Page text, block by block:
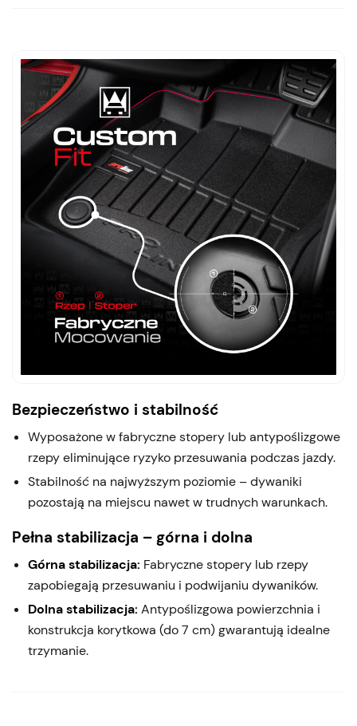
Bezpieczeństwo i stabilność
Wyposażone w fabryczne stopery lub antypoślizgowe
rzepy eliminujące ryzyko przesuwania podczas jazdy.
Stabilność na najwyższym poziomie – dywaniki
pozostają na miejscu nawet w trudnych warunkach.
Pełna stabilizacja – górna i dolna
Górna stabilizacja: Fabryczne stopery lub rzepy
zapobiegają przesuwaniu i podwijaniu dywaników.
Dolna stabilizacja: Antypoślizgowa powierzchnia i
konstrukcja korytkowa (do 7 cm) gwarantują idealne
trzymanie.